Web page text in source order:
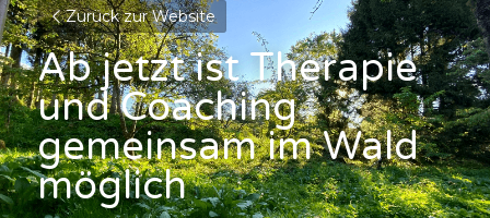
Zurück zur Website
Ab jetzt ist Therapie
und Coaching
gemeinsam im Wald
möglich